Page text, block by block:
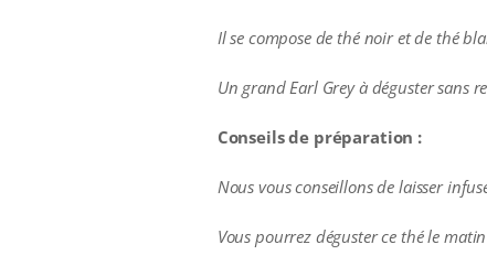
Il se compose de thé noir et de thé
Un grand Earl Grey à déguster sans
Conseils de préparation :
Nous vous conseillons de laisser
Vous pourrez déguster ce thé le